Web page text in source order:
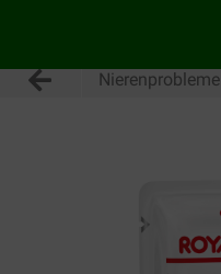
Nierenprobleme